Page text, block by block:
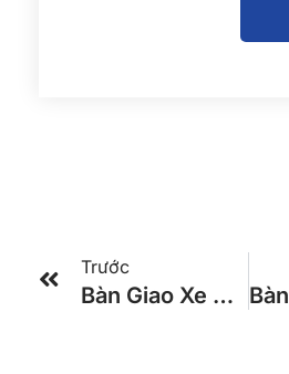
Trước
Bàn Giao Xe Universe 24P – 425ps Cho Nhà Xe Hảo